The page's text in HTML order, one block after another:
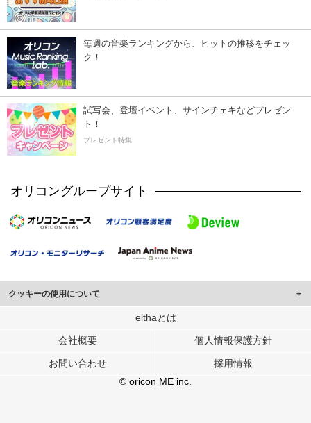
毎週の音楽ランキングから、ヒットの推移をチェッ
ク！
試写会、登壇イベント、サインチェキなどプレゼン
ト！
プレゼント特集
オリコングループサイト
クッキーの使用について
このサイトでは Cookie を使用して、ユーザーに合わせたコンテンツや広告の
行っています。
メディアや広告配信、データ解析の各パートナーに提供しています。
各パートナーは、この情報とユーザーが各パートナーに提供した他の情報や、
ユーザーが各パートナーのサービスを使用したときに収集した他の情報を組み
elthaとは
会社概要 個人情報保護方針
お問い合わせ
採用情報
© oricon ME inc.